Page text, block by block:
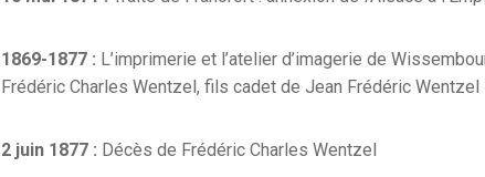
1869-1877 : L’imprimerie et l’atelier d’imagerie de
Frédéric Charles Wentzel, fils cadet de Jean Frédéric Wentzel
2 juin 1877 : Décès de Frédéric Charles Wentzel